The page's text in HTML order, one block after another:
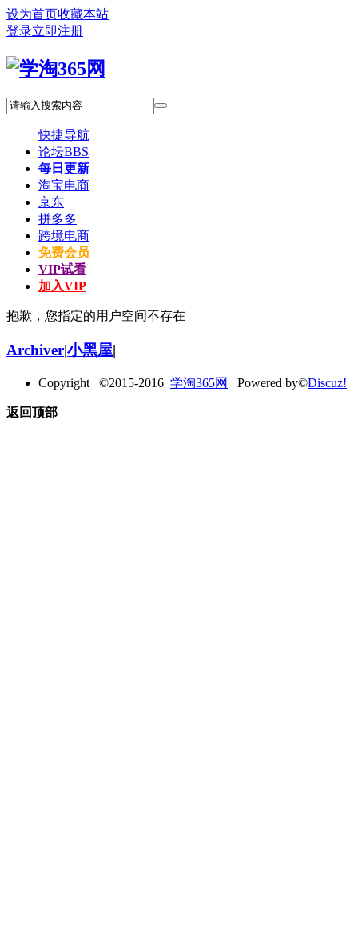
设为首页收藏本站
登录立即注册
快捷导航
论坛BBS
每日更新
淘宝电商
京东
拼多多
跨境电商
免费会员
VIP试看
加入VIP
抱歉，您指定的用户空间不存在
Archiver|小黑屋|
Copyright ©2015-2016 学淘365网 Powered by©Discuz!
返回顶部